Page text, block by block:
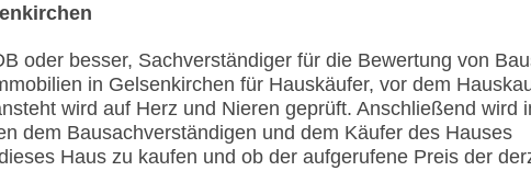
oder besser, Sachverständiger für die Bewertung von
in Gelsenkirchen für Hauskäufer, vor dem
wird auf Herz und Nieren geprüft. Anschließend wird
dem Bausachverständigen und dem Käufer des Hauses
Haus zu kaufen und ob der aufgerufene Preis der